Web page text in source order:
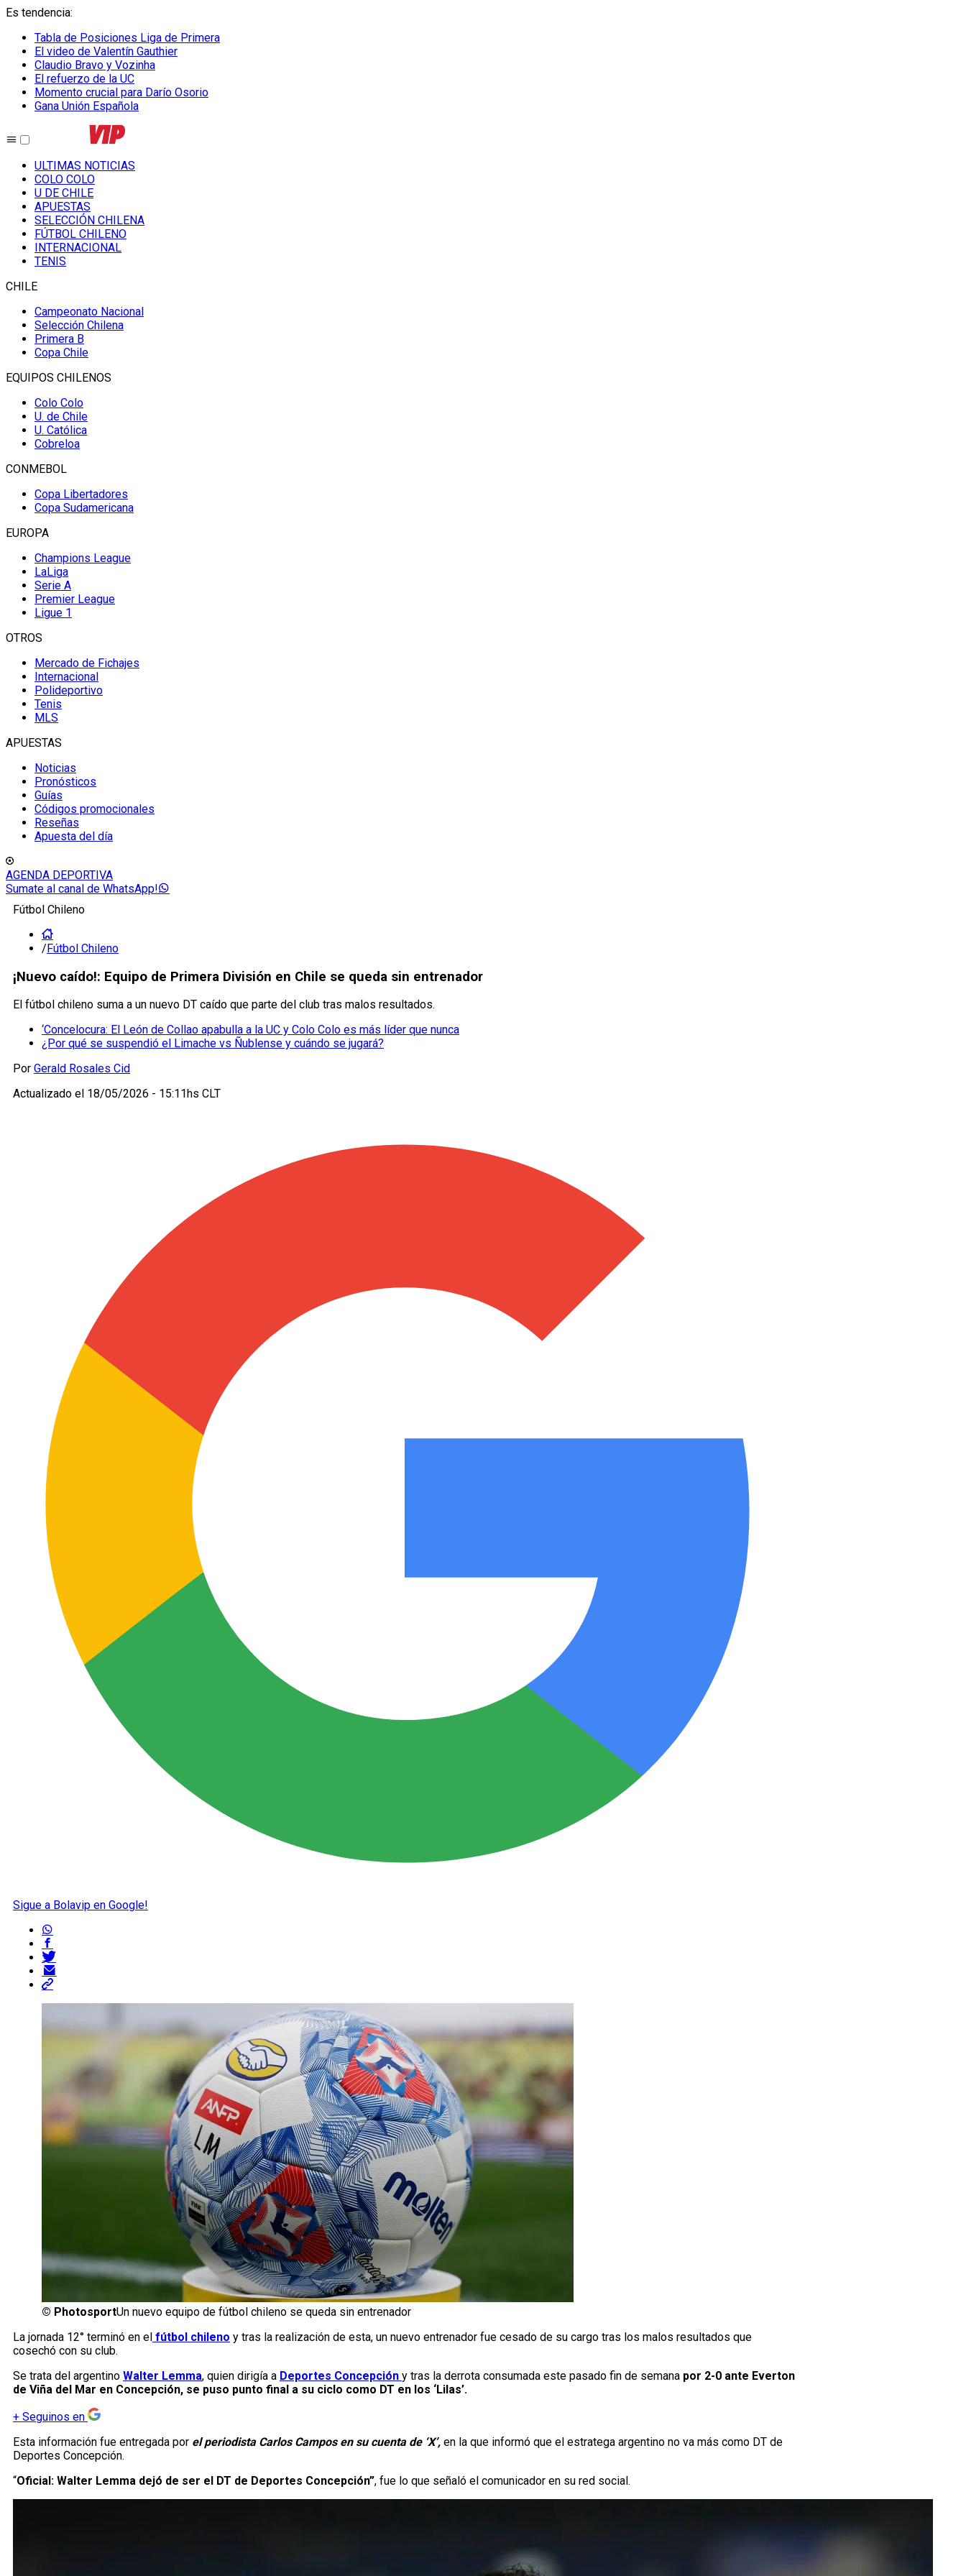
Es tendencia:
Tabla de Posiciones Liga de Primera
El video de Valentín Gauthier
Claudio Bravo y Vozinha
El refuerzo de la UC
Momento crucial para Darío Osorio
Gana Unión Española
ULTIMAS NOTICIAS
COLO COLO
U DE CHILE
APUESTAS
SELECCIÓN CHILENA
FÚTBOL CHILENO
INTERNACIONAL
TENIS
CHILE
Campeonato Nacional
Selección Chilena
Primera B
Copa Chile
EQUIPOS CHILENOS
Colo Colo
U. de Chile
U. Católica
Cobreloa
CONMEBOL
Copa Libertadores
Copa Sudamericana
EUROPA
Champions League
LaLiga
Serie A
Premier League
Ligue 1
OTROS
Mercado de Fichajes
Internacional
Polideportivo
Tenis
MLS
APUESTAS
Noticias
Pronósticos
Guías
Códigos promocionales
Reseñas
Apuesta del día
AGENDA DEPORTIVA
Sumate al canal de WhatsApp!
Fútbol Chileno
/Fútbol Chileno
¡Nuevo caído!: Equipo de Primera División en Chile se queda sin entrenador
El fútbol chileno suma a un nuevo DT caído que parte del club tras malos resultados.
‘Concelocura: El León de Collao apabulla a la UC y Colo Colo es más líder que nunca
¿Por qué se suspendió el Limache vs Ñublense y cuándo se jugará?
Por Gerald Rosales Cid
Actualizado el 18/05/2026 - 15:11hs CLT
Sigue a Bolavip en Google!
© PhotosportUn nuevo equipo de fútbol chileno se queda sin entrenador
La jornada 12° terminó en el fútbol chileno y tras la realización de esta, un nuevo entrenador fue cesado de su cargo tras los malos resultados que
cosechó con su club.
Se trata del argentino Walter Lemma, quien dirigía a Deportes Concepción y tras la derrota consumada este pasado fin de semana por 2-0 ante Everton
de Viña del Mar en Concepción, se puso punto final a su ciclo como DT en los ‘Lilas’.
+ Seguinos en
Esta información fue entregada por el periodista Carlos Campos en su cuenta de ‘X’, en la que informó que el estratega argentino no va más como DT de
Deportes Concepción.
“Oficial: Walter Lemma dejó de ser el DT de Deportes Concepción”, fue lo que señaló el comunicador en su red social.